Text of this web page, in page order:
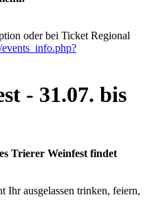
oder bei Ticket Regional
- 31.07. bis
Trierer Weinfest findet
Ihr ausgelassen trinken, feiern,